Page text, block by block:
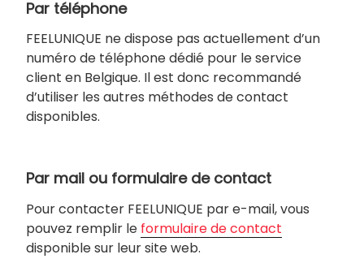
Par téléphone
FEELUNIQUE ne dispose pas actuellement d’un
numéro de téléphone dédié pour le service
client en Belgique. Il est donc recommandé
d’utiliser les autres méthodes de contact
disponibles.
Par mail ou formulaire de contact
Pour contacter FEELUNIQUE par e-mail, vous
pouvez remplir le formulaire de contact
disponible sur leur site web.